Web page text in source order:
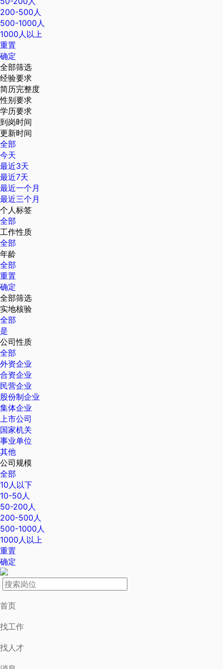
200-500人
500-1000人
1000人以上
重置
确定
全部筛选
经验要求
简历完整度
性别要求
学历要求
到岗时间
更新时间
全部
今天
最近3天
最近7天
最近一个月
最近三个月
个人标签
全部
工作性质
全部
年龄
全部
重置
确定
全部筛选
实地核验
全部
是
公司性质
全部
外资企业
合资企业
民营企业
股份制企业
集体企业
上市公司
国家机关
事业单位
其他
公司规模
全部
10人以下
10-50人
50-200人
200-500人
500-1000人
1000人以上
重置
确定
首页
找工作
找人才